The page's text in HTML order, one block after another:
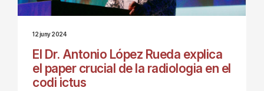
12 juny 2024
El Dr. Antonio López Rueda explica
el paper crucial de la radiologia en el
codi ictus